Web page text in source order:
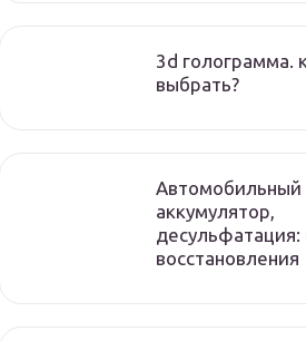
3d голограмма.
выбрать?
Автомобильный
аккумулятор,
десульфатация:
восстановления